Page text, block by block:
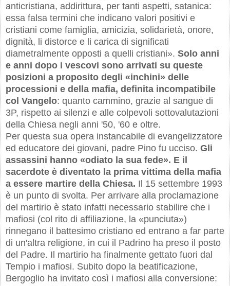
anticristiana, addirittura, per tanti aspetti, satanica:
essa falsa termini che indicano valori positivi e
cristiani come famiglia, amicizia, solidarietà, onore,
dignità, li distorce e li carica di significati
diametralmente opposti a quelli cristiani». Solo anni
e anni dopo i vescovi sono arrivati su queste
posizioni a proposito degli «inchini» delle
processioni e della mafia, definita incompatibile
col Vangelo: quanto cammino, grazie al sangue di
3P, rispetto ai silenzi e alle colpevoli sottovalutazioni
della Chiesa negli anni '50, '60 e oltre.
Per questa sua opera instancabile di evangelizzatore
ed educatore dei giovani, padre Pino fu ucciso. Gli
assassini hanno «odiato la sua fede». E il
sacerdote è diventato la prima vittima della mafia
a essere martire della Chiesa. Il 15 settembre 1993
è un punto di svolta. Per arrivare alla proclamazione
del martirio è stato infatti necessario stabilire che i
mafiosi (col rito di affiliazione, la «punciuta»)
rinnegano il battesimo cristiano ed entrano a far parte
di un'altra religione, in cui il Padrino ha preso il posto
del Padre. Il martirio ha finalmente gettato fuori dal
Tempio i mafiosi. Subito dopo la beatificazione,
Bergoglio ha invitato così i mafiosi alla conversione: